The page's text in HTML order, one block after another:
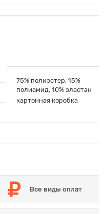
75% полиэстер, 15%
полиамид, 10% эластан
картонная коробка
Все виды оплат